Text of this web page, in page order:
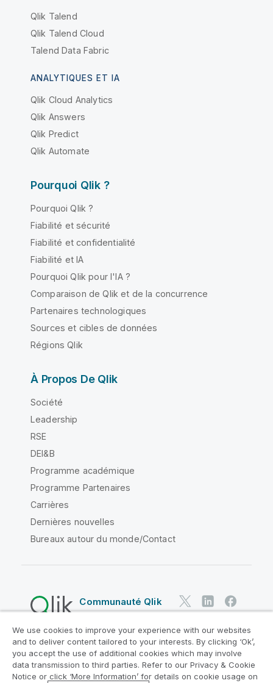
Qlik Talend
Qlik Talend Cloud
Talend Data Fabric
ANALYTIQUES ET IA
Qlik Cloud Analytics
Qlik Answers
Qlik Predict
Qlik Automate
Pourquoi Qlik ?
Pourquoi Qlik ?
Fiabilité et sécurité
Fiabilité et confidentialité
Fiabilité et IA
Pourquoi Qlik pour l'IA ?
Comparaison de Qlik et de la concurrence
Partenaires technologiques
Sources et cibles de données
Régions Qlik
À Propos De Qlik
Société
Leadership
RSE
DEI&B
Programme académique
Programme Partenaires
Carrières
Dernières nouvelles
Bureaux autour du monde/Contact
Communauté Qlik
Contrats juridiques
Conditions d'utilisation des produits
Legal Policies
Conditions légales
We use cookies to improve your experience with our websites
and to deliver content tailored to your interests. By clicking ‘Ok’,
you accept the use of additional cookies which may involve
data transmission to third parties. Refer to our Privacy & Cookie
Notice or click ‘More Information’ for details on cookie usage on